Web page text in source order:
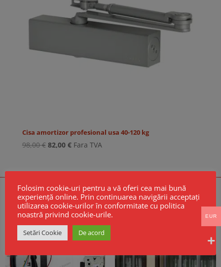
Cisa amortizor profesional usa 40-120 kg
98,00€ Prețul
98,00 €.
82,00 €Prețul
Fara TVA
Produse Noi
Folosim cookie-uri pentru a vă oferi cea mai bună
experiență online. Prin continuarea navigării acceptați
utilizarea cookie-urilor în conformitate cu politica
noastră privind cookie-urile.
Setări Cookie De acord
EUR